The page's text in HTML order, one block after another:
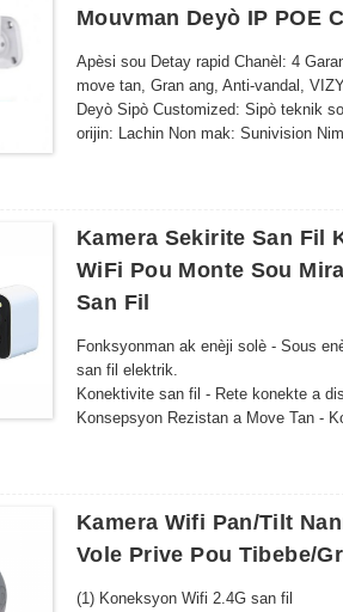
Mouvman Deyò IP POE
Apèsi sou Detay rapid Chanèl: 4
move tan, Gran ang, Anti-vandal,
Deyò Sipò Customized: Sipò teknik
orijin: Lachin Non mak: Sunivision
Kamera Sekirite San Fil
WiFi Pou Monte Sou
San Fil
Fonksyonman ak enèji solè - Sous
san fil elektrik.
Konektivite san fil - Rete konekte a
Konsepsyon Rezistan a Move Tan -
Vizyon lannwit - Iluminatè LED
espas depo
Enstalasyon Fasil - Konsepsyon
​​Siveyans a Distans​​ – Jwenn aksè a
Kamera Wifi Pan/tilt
Vole Prive Pou Tibebe/
(1) Koneksyon Wifi 2.4G san fil